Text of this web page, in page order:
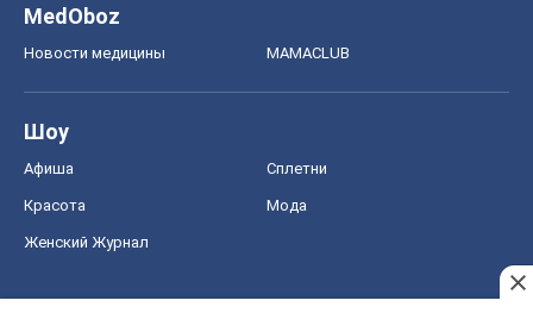
MedOboz
Новости медицины MAMACLUB
Шоу
Афиша Сплетни
Красота Мода
Женский Журнал